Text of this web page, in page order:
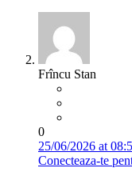
Frîncu Stan
0
25/06/2026 at
Conecteaza-te